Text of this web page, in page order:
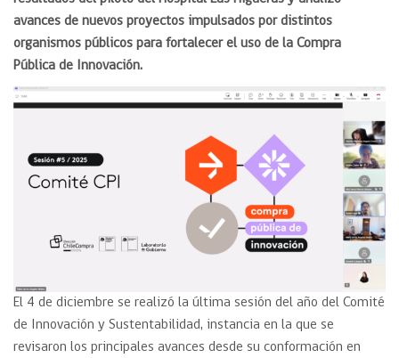
avances de nuevos proyectos impulsados por distintos
organismos públicos para fortalecer el uso de la Compra
Pública de Innovación.
El 4 de diciembre se realizó la última sesión del año del Comité
de Innovación y Sustentabilidad, instancia en la que se
revisaron los principales avances desde su conformación en